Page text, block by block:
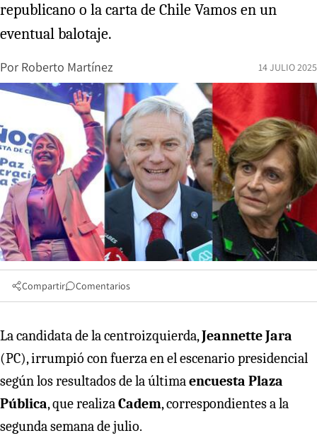
republicano o la carta de Chile Vamos en un
eventual balotaje.
Por Roberto Martínez 14 JULIO 2025
Compartir Comentarios
La candidata de la centroizquierda,Jeannette Jara
(PC), irrumpió con fuerza en el escenario presidencial
según los resultados de la últimaencuesta Plaza
Pública, que realizaCadem, correspondientes a la
segunda semana de julio.